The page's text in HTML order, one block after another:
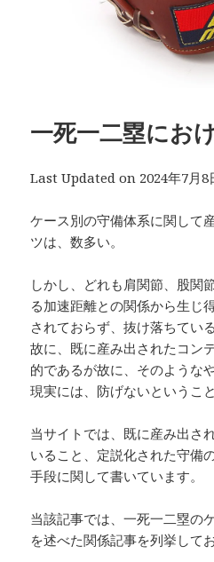
一死一二塁にお
Last Updated on 2024年7月
ケース別の守備体系に関して
ツは、数多い。
しかし、どれも肩関節、股関
る加速距離との関係から生じ
されておらず、抜け落ちてい
故に、既に産み出されたコン
的であるが故に、そのような
現実には、防げないというこ
当サイトでは、既に産み出さ
いること、定説化された守備
手段に関して書いています。
当該記事では、一死一二塁の
を述べた関係記事を列挙して